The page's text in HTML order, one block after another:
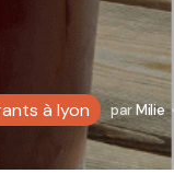
à lyon parMilie